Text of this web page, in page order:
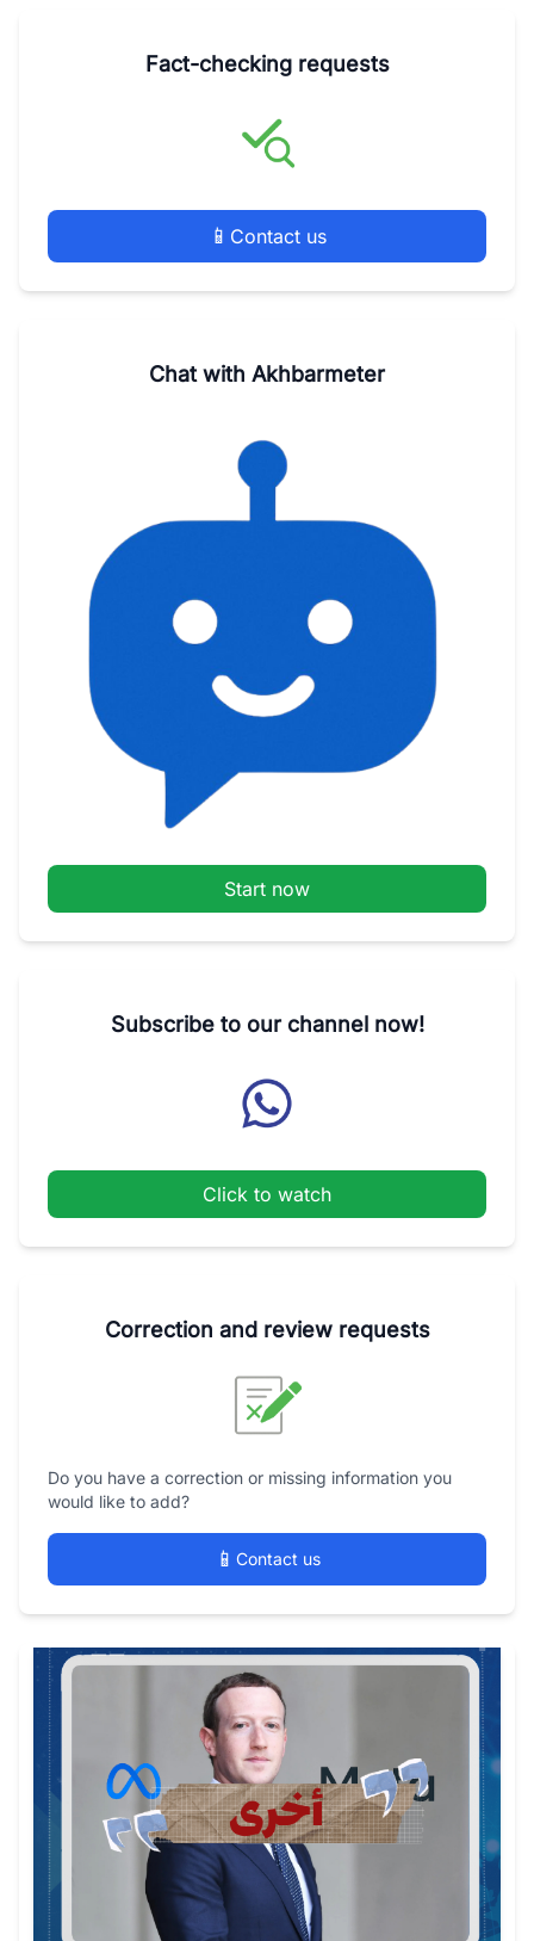
Fact-checking requests
📱 Contact us
Chat with Akhbarmeter
Start now
Subscribe to our channel now!
Click to watch
Correction and review requests
Do you have a correction or missing information you
would like to add?
📱 Contact us